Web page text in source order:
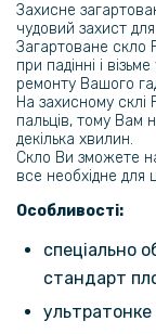
Гідрогелева
Матова
Чохол -
Захисне
чудовий захист
Загартоване скло
при падінні і
ремонту Вашого
На захисному склі
пальців, тому Вам
декілька хвилин.
Скло Ви зможете
все необхідне для
Особливості:
спеціально
стандарт